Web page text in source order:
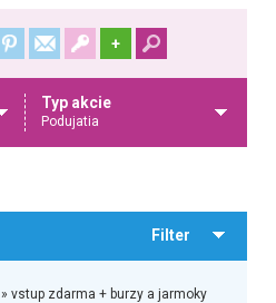
+
Typ akcie
Podujatia
Filter
» vstup zdarma + burzy a jarmoky